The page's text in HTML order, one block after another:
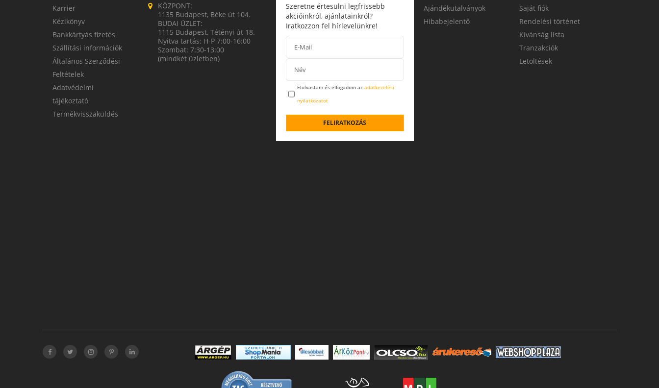
Karrier
Kézikönyv
Bankkártyás fizetés
Szállítási információk
Általános Szerződési
Feltételek
Adatvédelmi
tájékoztató
Termékvisszaküldés
KÖZPONT:
1135 Budapest, Béke út 104.
BUDAI ÜZLET:
1115 Budapest, Tétényi út 18.
Nyitva tartás: H-P 7:00-16:00
Szombat: 7:30-13:00
(mindkét üzletben)
Szeretne értesülni legfrissebb
akcióinkról, ajánlatainkról?
Iratkozzon fel hírlevelünkre!
Elolvastam és elfogadom az adatkezelési
nyilatkozatot
FELIRATKOZÁS
Ajándékutalványok
Hibabejelentő
Saját fiók
Rendelési történet
Kívánság lista
Tranzakciók
Letöltések